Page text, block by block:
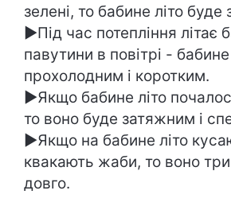
зелені, то бабине літо
►Під час потепління літає
павутини в повітрі -
прохолодним і коротким.
►Якщо бабине літо
то воно буде затяжним і
►Якщо на бабине літо
квакають жаби, то воно
довго.